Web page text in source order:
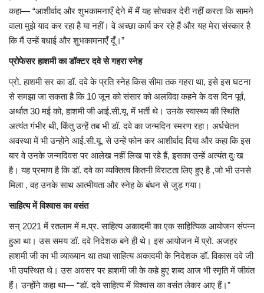
कहा— “आशीर्वाद और शुभकामनाएँ देने में मैं यह सोचकर देरी नहीं करता कि सामने
वाला मुझे याद कर रहा है या नहीं। वे अच्छा कार्य कर रहे हैं और यह मेरा संस्कार है
कि मैं उन्हें बधाई और शुभकामनाएँ दूँ।”
प्रोफेसर हाशमी का डॉक्टर दवे से गहरा स्नेह
प्रो. हाशमी सर का डॉ. दवे के प्रति स्नेह किस सीमा तक गहरा था, इसे इस घटना
से समझा जा सकता है कि 10 जून को संसार को अलविदा कहने के दस दिन पूर्व,
अर्थात 30 मई को, हाशमी जी आई.सी.यू. में भर्ती थे। उनके स्वास्थ्य की स्थिति
अत्यंत गंभीर थी, किंतु उन्हें तब भी डॉ. दवे का जन्मदिन स्मरण रहा। अर्धचेतन
अवस्था में भी उन्होंने आई.सी.यू. से उन्हें फोन कर आशीर्वाद दिया और कहा कि इस
बार वे उनके जन्मदिवस पर आलेख नहीं लिख पा रहे हैं, इसका उन्हें अत्यंत दुःख
है। यह प्रमाण है कि डॉ. दवे का व्यक्तित्व कितनी विराटता लिए हुए है ,जो भी उनसे
मिला , वह उनके साथ आत्मीयता और स्नेह के बंधन से जुड़ गया।
साहित्य में विश्वास का वसंत
सन् 2021 में रतलाम में म.प्र. साहित्य अकादमी का एक साहित्यिक आयोजन संपन्न
हुआ था। उस समय डॉ. दवे निदेशक बने ही थे। इस आयोजन में प्रो. अजहर
हाशमी जी का भी व्याख्यान था तथा साहित्य अकादमी के निदेशक डॉ. विकास दवे जी
भी उपस्थित थे। उस अवसर पर हाशमी जी के कहे हुए शब्द आज भी स्मृति में जीवंत
हैं। उन्होंने कहा था— “डॉ. दवे साहित्य में विश्वास का वसंत लेकर आए हैं।”